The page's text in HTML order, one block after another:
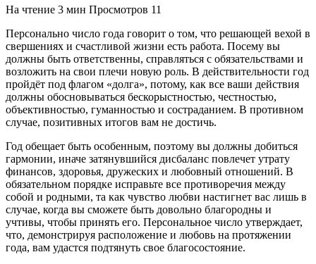
На чтение 3 мин Просмотров 11
Персонально число года говорит о том, что решающей вехой в
свершениях и счастливой жизни есть работа. Посему вы
должны быть ответственны, справляться с обязательствами и
возложить на свои плечи новую роль. В действительности год
пройдёт под флагом «долга», потому, как все ваши действия
должны обосновываться бескорыстностью, честностью,
объективностью, гуманностью и состраданием. В противном
случае, позитивных итогов вам не достичь.
Год обещает быть особенным, поэтому вы должны добиться
гармонии, иначе затянувшийся дисбаланс повлечет утрату
финансов, здоровья, дружеских и любовный отношений. В
обязательном порядке исправьте все противоречия между
собой и родными, та как чувство любви настигнет вас лишь в
случае, когда вы сможете быть довольно благородны и
учтивы, чтобы принять его. Персональное число утверждает,
что, демонстрируя расположение и любовь на протяжении
года, вам удастся подтянуть свое благосостояние.